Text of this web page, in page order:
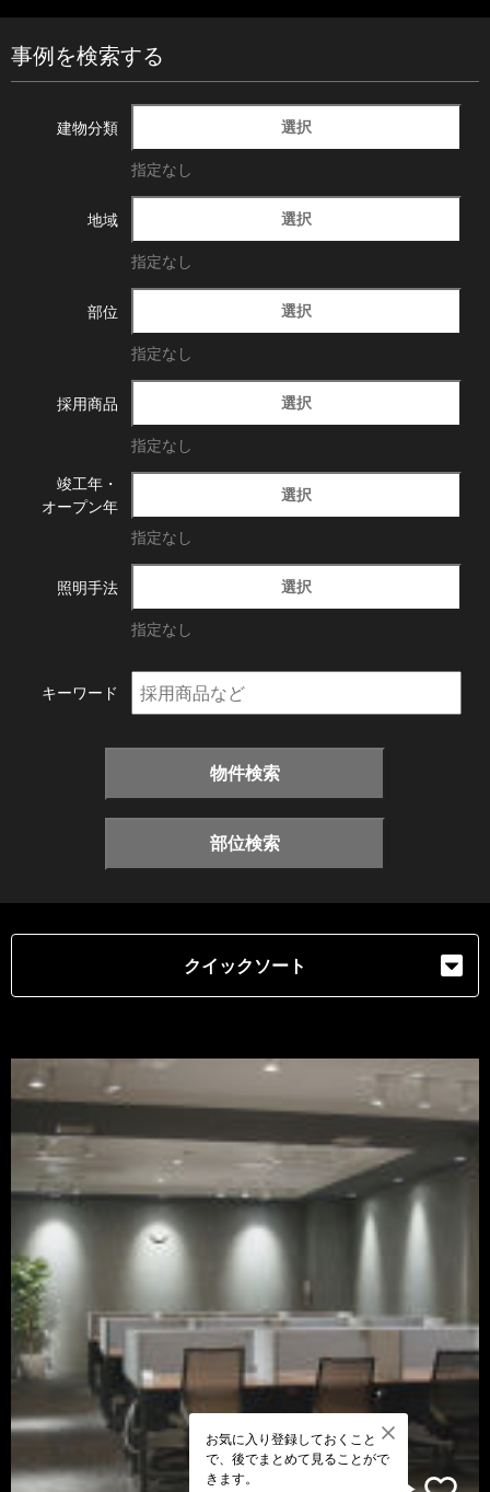
事例を検索する
建物分類 選択
指定なし
地域 選択
指定なし
部位 選択
指定なし
採用商品 選択
指定なし
竣工年・
オープン年
選択
指定なし
照明手法 選択
指定なし
キーワード
物件検索
部位検索
クイックソート
お気に入り登録しておくこと
で、後でまとめて見ることがで
きます。